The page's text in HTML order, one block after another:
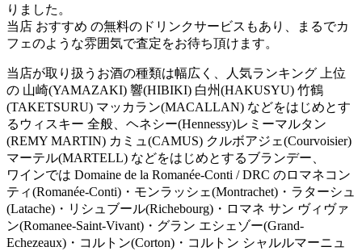
りました。
当店 おすすめ の無料のドリンクサービスもあり、まるでカ
フェのような雰囲気で査定をお待ち頂けます。
当店が取り扱うお酒の種類は幅広く、人気ランキング 上位
の 山崎(YAMAZAKI) 響(HIBIKI) 白州(HAKUSYU) 竹鶴
(TAKETSURU) マッカラン(MACALLAN) などをはじめとす
るウィスキー 全般、ヘネシー(Hennessy)レミーマルタン
(REMY MARTIN) カミュ(CAMUS) クルボアジェ(Courvoisier)
マーテル(MARTELL) などをはじめとするブランデー、
ワインでは Domaine de la Romanée-Conti / DRC のロマネコン
ティ(Romanée-Conti)・モンラッシェ(Montrachet)・ラターシュ
(Latache)・リシュブール(Richebourg)・ロマネ サン ヴィヴァ
ン(Romanee-Saint-Vivant)・グラン エシェゾー(Grand-
Echezeaux)・コルトン(Corton)・コルトン シャルルマーニュ